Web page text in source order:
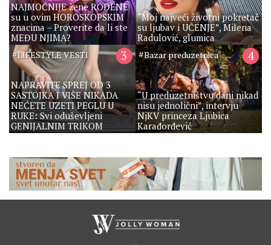
NAJMOĆNIJE žene ROĐENE
su u ovim HOROSKOPSKIM
znacima – Proverite da li ste
MEĐU NJIMA?
“Moj najveći životni pokretač
su ljubav i UČENJE”, Milena
Radulović, glumica
NAPRAVITE SPREJ OD 3
SASTOJKA I VIŠE NIKADA
NEĆETE UZETI PEGLU U
RUKE: Svi oduševljeni
GENIJALNIM TRIKOM
3
#LIFESTYLE VESTI
“U preduzetništvu dani nikad
nisu jednolični”, intervju
NjKV princeza Ljubica
Karađorđević
4
#Bazar preduzetnica